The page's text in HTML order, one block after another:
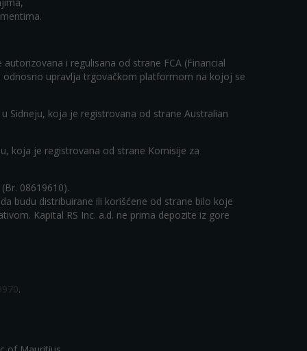
i regulisana od strane FCA (Financial
odnosno upravlja trgovačkom platformom na kojoj se
Sidneju, koja je registrovana od strane Australian
koja je registrovana od strane Komisije za
08619610).
budu distribuirane ili korišćene od strane bilo koje
Kapital RS Inc. a.d. ne prima depozite iz gore
.